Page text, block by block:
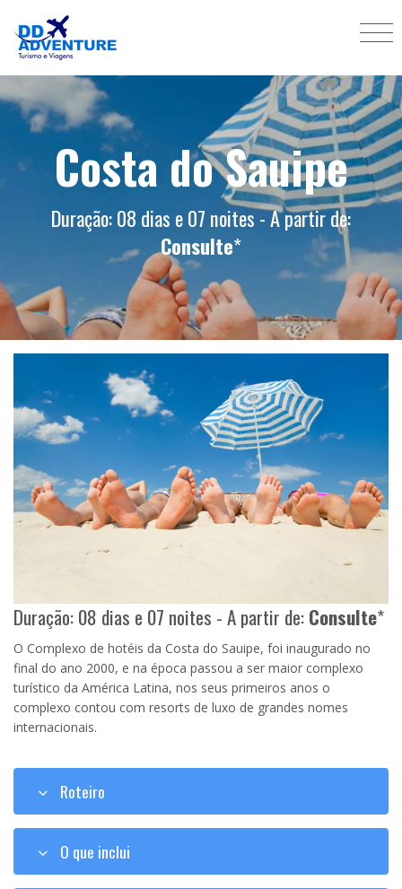
Costa do Sauipe
Duração: 08 dias e 07 noites - A partir de:
Consulte*
Duração: 08 dias e 07 noites - A partir de:Consulte*
O Complexo de hotéis da Costa do Sauipe, foi inaugurado no
final do ano 2000, e na época passou a ser maior complexo
turístico da América Latina, nos seus primeiros anos o
complexo contou com resorts de luxo de grandes nomes
internacionais.
Roteiro
O que inclui